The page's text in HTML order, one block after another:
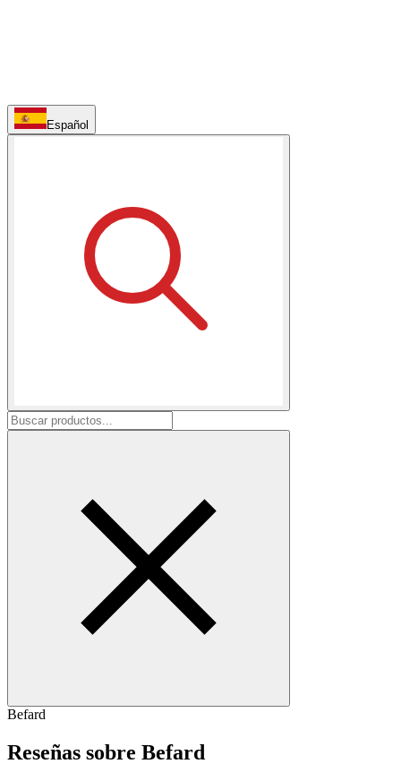
Español
Befard
Reseñas sobre Befard